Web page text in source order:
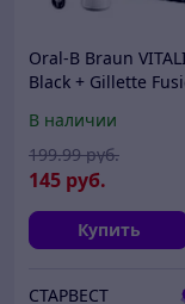
Oral-B Braun
Black + Gillette
зубная щетка
+ Бритва
В наличии
145 руб.
199.99 руб.
Купить
СТАРВЕСТ